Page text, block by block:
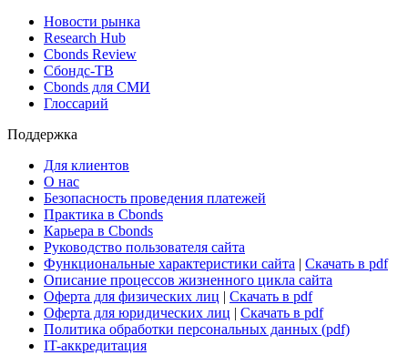
Новости рынка
Research Hub
Cbonds Review
Сбондс-ТВ
Cbonds для СМИ
Глоссарий
Поддержка
Для клиентов
О нас
Безопасность проведения платежей
Практика в Cbonds
Карьера в Cbonds
Руководство пользователя сайта
Функциональные характеристики сайта | Скачать в pdf
Описание процессов жизненного цикла сайта
Оферта для физических лиц | Скачать в pdf
Оферта для юридических лиц | Скачать в pdf
Политика обработки персональных данных (pdf)
IT-аккредитация